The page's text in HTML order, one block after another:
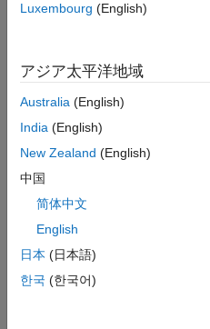
期信号ブロック" または "SS
ssblock = zeros([240 4])
ssblock = 240×4
     0     0     0     0
     0     0     0     0
     0     0     0     0
     0     0     0     0
     0     0     0     0
     0     0     0     0
     0     0     0     0
Luxembourg (English)
アジア太平洋地域
Australia (English)
India (English)
New Zealand (English)
中国
简体中文
English
日本 (日本語)
한국 (한국어)